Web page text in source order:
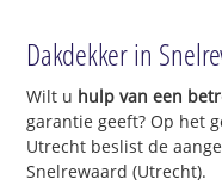
Dakdekker in
Wilt u hulp van een
garantie geeft? Op het
Utrecht beslist de
Snelrewaard (Utrecht).